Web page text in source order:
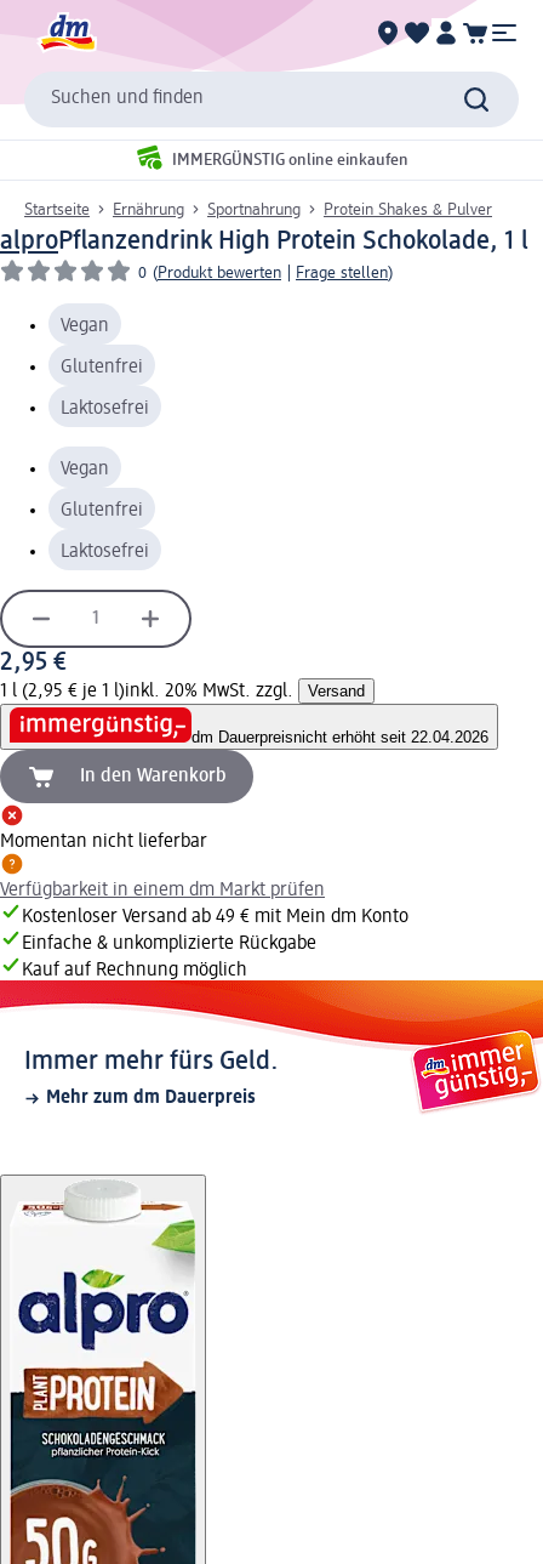
Suchen und finden
IMMERGÜNSTIG online einkaufen
Startseite Ernährung Sportnahrung Protein Shakes & Pulver
alproPflanzendrink High Protein Schokolade, 1 l
0 (Produkt bewerten Frage stellen)
Vegan
Glutenfrei
Laktosefrei
Vegan
Glutenfrei
Laktosefrei
2,95 €
1 l (2,95 € je 1 l)inkl. 20% MwSt. zzgl. Versand
dm Dauerpreisnicht erhöht seit 22.04.2026
In den Warenkorb
Momentan nicht lieferbar
Verfügbarkeit in einem dm Markt prüfen
Kostenloser Versand ab 49 € mit Mein dm Konto
Einfache & unkomplizierte Rückgabe
Kauf auf Rechnung möglich
Immer mehr fürs Geld.
Mehr zum dm Dauerpreis